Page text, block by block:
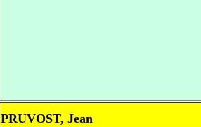
PRUVOST, Jean